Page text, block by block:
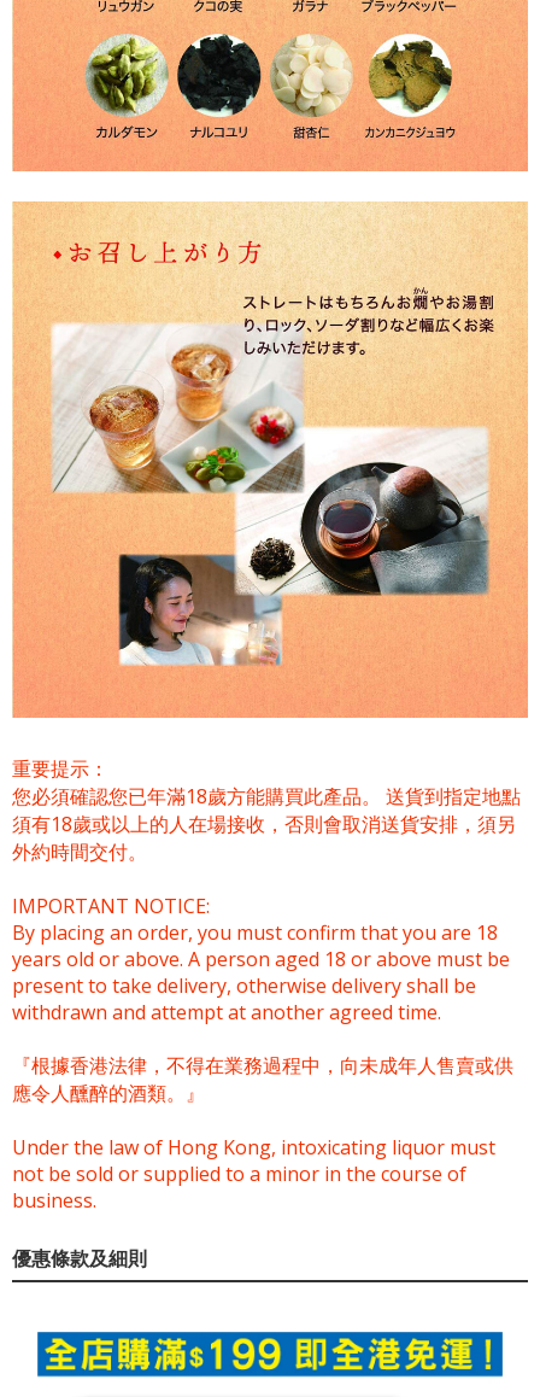
重要提示：
您必須確認您已年滿18歲方能購買此產品。 送貨到指定地點
須有18歲或以上的人在場接收，否則會取消送貨安排，須另
外約時間交付。
IMPORTANT NOTICE:
By placing an order, you must confirm that you are 18
years old or above. A person aged 18 or above must be
present to take delivery, otherwise delivery shall be
withdrawn and attempt at another agreed time.
『根據香港法律，不得在業務過程中，向未成年人售賣或供
應令人醺醉的酒類。』
Under the law of Hong Kong, intoxicating liquor must
not be sold or supplied to a minor in the course of
business.
優惠條款及細則